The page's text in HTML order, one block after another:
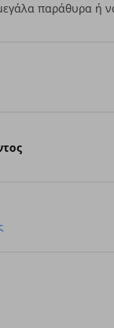
παράθυρα ή